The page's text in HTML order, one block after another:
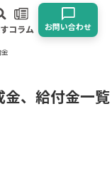
コラム お問い合わせ
、給付金一覧